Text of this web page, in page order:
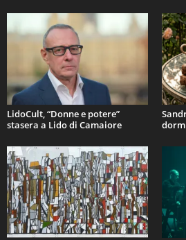
LidoCult, “Donne e potere”
stasera a Lido di Camaiore